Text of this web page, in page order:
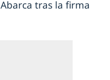
tras la firma